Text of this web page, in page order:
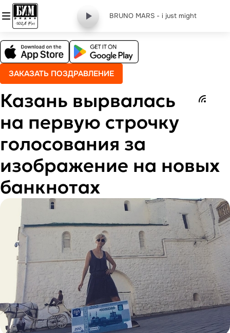
BRUNO MARS - i just might
ЗАКАЗАТЬ ПОЗДРАВЛЕНИЕ
Казань вырвалась
на первую строчку
голосования за
изображение на новых
банкнотах